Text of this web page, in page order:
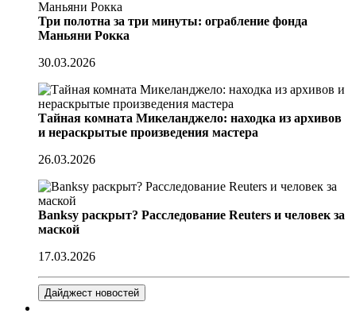
Три полотна за три минуты: ограбление фонда
Маньяни Рокка
30.03.2026
Тайная комната Микеланджело: находка из архивов
и нераскрытые произведения мастера
26.03.2026
Banksy раскрыт? Расследование Reuters и человек за
маской
17.03.2026
Дайджест новостей